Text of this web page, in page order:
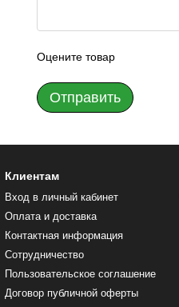
Оцените товар
Отправить
Клиентам
Вход в личный кабинет
Оплата и доставка
Контактная информация
Сотрудничество
Пользовательское соглашение
Договор публичной оферты